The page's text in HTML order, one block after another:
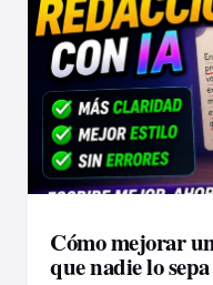
Cómo mejorar
que nadie lo sepa